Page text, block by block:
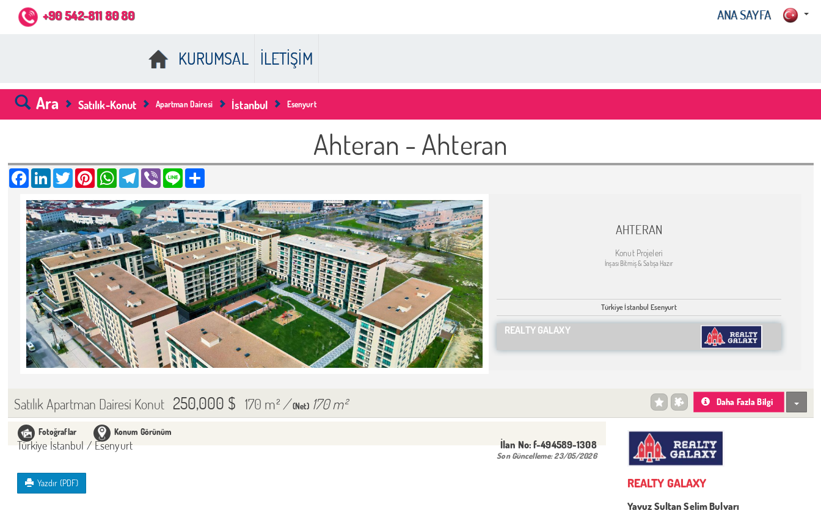
Mobility Galaxy
+90 542-811 80 80 ANA SAYFA
KURUMSAL İLETİŞİM
Ara Satılık-Konut Apartman Dairesi İstanbul Esenyurt
Ahteran - Ahteran
FacebookLinkedInTwitter PinterestWhatsAppTelegramViber Line Share
AHTERAN
Konut Projeleri
İnşası Bitmiş & Satışa Hazır
Türkiye İstanbul Esenyurt
REALTY GALAXY
Satılık Apartman Dairesi Konut 250,000 $ 170 m²/(Net)170 m² Daha Fazla Bilgi
Fotoğraflar Konum Görünüm
Türkiye İstanbul / Esenyurt İlan No:f-494589-1308
Son Güncelleme:23/05/2026
Yazdır (PDF) REALTY GALAXY
Yavuz Sultan Selim Bulvarı